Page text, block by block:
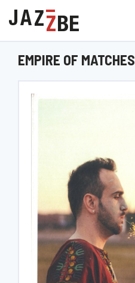
EMPIRE OF MATCHES